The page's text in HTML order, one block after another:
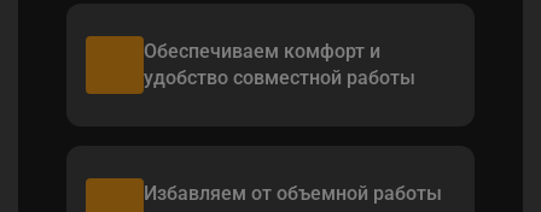
Обеспечиваем комфорт и
удобство совместной работы
Избавляем от объемной работы